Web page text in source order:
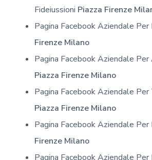
Fideiussioni Piazza Firenze
Pagina Facebook Aziendale Per
Firenze Milano
Pagina Facebook Aziendale
Piazza Firenze Milano
Pagina Facebook Aziendale
Piazza Firenze Milano
Pagina Facebook Aziendale
Firenze Milano
Pagina Facebook Aziendale Per